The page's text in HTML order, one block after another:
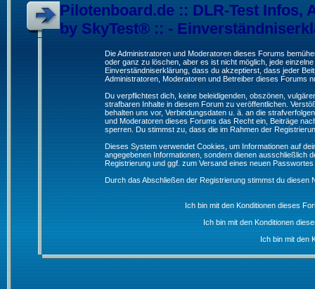
Pilotenboard.de :: DLR-Test
by SkyTest® :: -
Die Administratoren und Moderatoren dieses Forums
oder ganz zu löschen, aber es ist nicht möglich, jede
Einverständniserklärung, dass du akzeptierst, dass jeder
Administratoren, Moderatoren und Betreiber dieses Forums
Du verpflichtest dich, keine beleidigenden, obszönen,
strafbaren Inhalte in diesem Forum zu veröffentlichen.
behalten uns vor, Verbindungsdaten u. ä. an die
und Moderatoren dieses Forums das Recht ein, Beiträge
sperren. Du stimmst zu, dass die im Rahmen der
Dieses System verwendet Cookies, um Informationen auf
angegebenen Informationen, sondern dienen ausschließlich
Registrierung und ggf. zum Versand eines neuen
Durch das Abschließen der Registrierung stimmst du diesen
Ich bin mit den Konditionen dieses
Ich bin mit den Konditionen
Ich bin mit den